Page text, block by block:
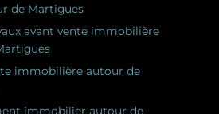
de Martigues
avant vente immobilière
immobilière autour de
immobilier autour de